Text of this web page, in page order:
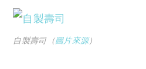
自製壽司（圖片來源）